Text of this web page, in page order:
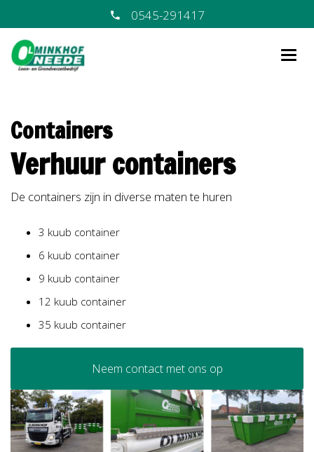
0545-291417
Containers
Verhuur containers
De containers zijn in diverse maten te huren
3 kuub container
6 kuub container
9 kuub container
12 kuub container
35 kuub container
Neem contact met ons op